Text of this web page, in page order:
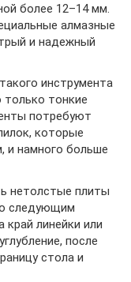
более 12–14 мм.
алмазные
и надежный
инструмента
только тонкие
потребуют
которые
и намного больше
нетолстые плиты
следующим
край линейки или
после
стола и